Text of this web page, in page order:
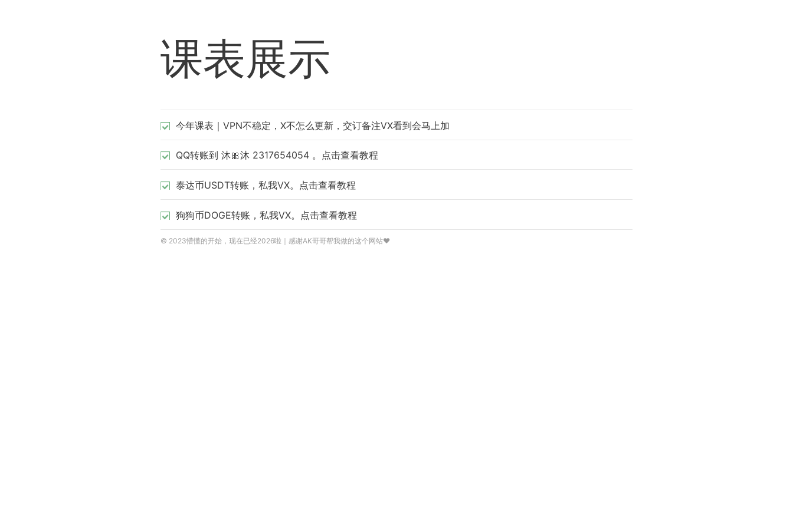
课表展示
今年课表｜VPN不稳定，X不怎么更新，交订备注VX看到会马上加
QQ转账到 沐🎀沐 2317654054 。点击查看教程
泰达币USDT转账，私我VX。点击查看教程
狗狗币DOGE转账，私我VX。点击查看教程
© 2023懵懂的开始，现在已经2026啦｜感谢AK哥哥帮我做的这个网站❤️